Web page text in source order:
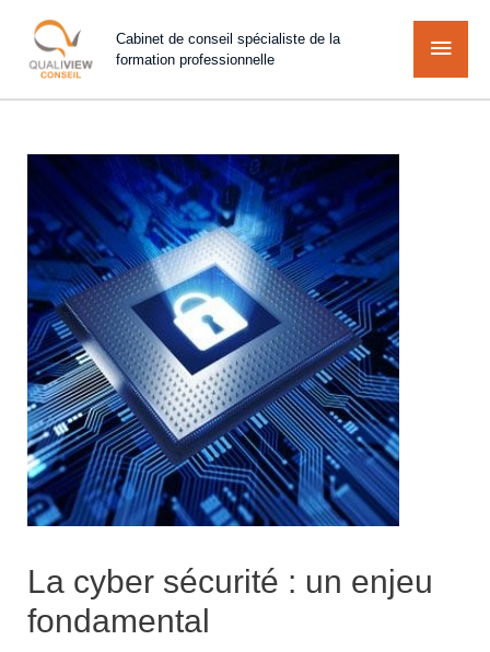
Cabinet de conseil spécialiste de la
formation professionnelle
La cyber sécurité : un enjeu
fondamental